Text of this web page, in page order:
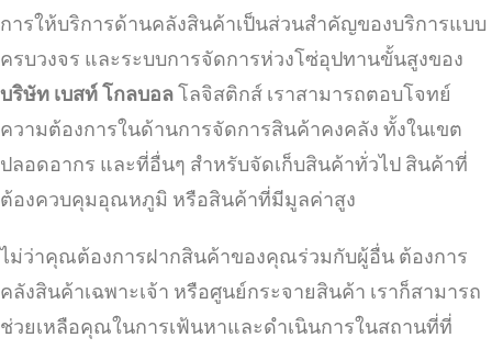
การให้บริการด้านคลังสินค้าเป็นส่วนสำคัญของบริการแบบ
ครบวงจร และระบบการจัดการห่วงโซ่อุปทานขั้นสูงของ
บริษัท เบสท์ โกลบอลโลจิสติกส์ เราสามารถตอบโจทย์
ความต้องการในด้านการจัดการสินค้าคงคลัง ทั้งในเขต
ปลอดอากร และที่อื่นๆ สำหรับจัดเก็บสินค้าทั่วไป สินค้าที่
ต้องควบคุมอุณหภูมิ หรือสินค้าที่มีมูลค่าสูง
ไม่ว่าคุณต้องการฝากสินค้าของคุณร่วมกับผู้อื่น ต้องการ
คลังสินค้าเฉพาะเจ้า หรือศูนย์กระจายสินค้า เราก็สามารถ
ช่วยเหลือคุณในการเฟ้นหาและดำเนินการในสถานที่ที่